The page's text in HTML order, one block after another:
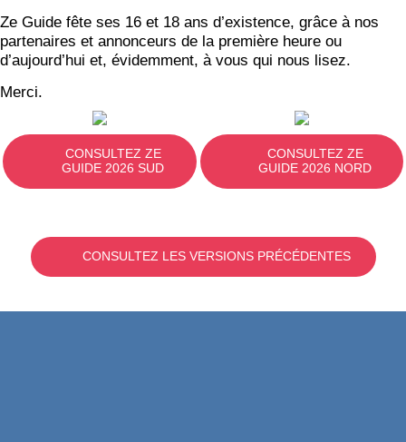
Ze Guide fête ses 16 et 18 ans d’existence, grâce à nos
partenaires et annonceurs de la première heure ou
d’aujourd’hui et, évidemment, à vous qui nous lisez.
Merci.
CONSULTEZ ZE
GUIDE 2026 SUD
CONSULTEZ ZE
GUIDE 2026 NORD
CONSULTEZ LES VERSIONS PRÉCÉDENTES